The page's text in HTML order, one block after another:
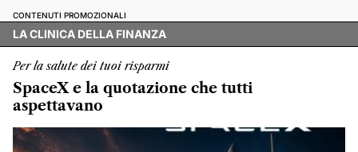
CONTENUTI PROMOZIONALI
LA CLINICA DELLA FINANZA
Per la salute dei tuoi risparmi
SpaceX e la quotazione che tutti
aspettavano